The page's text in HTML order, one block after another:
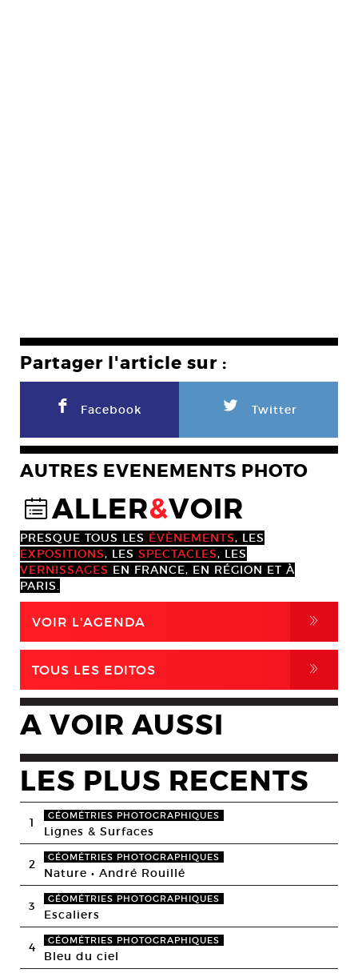
Partager l'article sur :
F Facebook L Twitter
AUTRES EVENEMENTS PHOTO
@ALLER&VOIR
PRESQUE TOUS LES ÉVÈNEMENTS, LES
EXPOSITIONS, LES SPECTACLES, LES
VERNISSAGES EN FRANCE, EN RÉGION ET À
PARIS.
VOIR L'AGENDA ,
TOUS LES EDITOS ,
A VOIR AUSSI
LES PLUS RECENTS
1 GÉOMÉTRIES PHOTOGRAPHIQUES
Lignes & Surfaces
2 GÉOMÉTRIES PHOTOGRAPHIQUES
Nature • André Rouillé
3 GÉOMÉTRIES PHOTOGRAPHIQUES
Escaliers
4 GÉOMÉTRIES PHOTOGRAPHIQUES
Bleu du ciel